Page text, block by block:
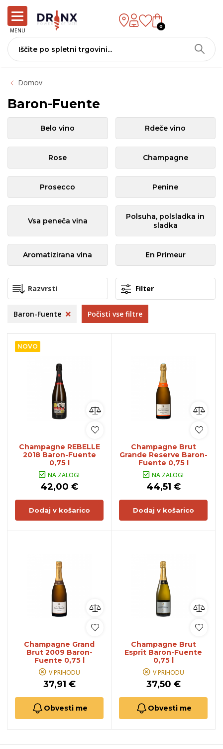
MENU
0
Domov
Baron-Fuente
Belo vino Rdeče vino
Rose Champagne
Prosecco Penine
Vsa peneča vina
Polsuha, polsladka in
sladka
Aromatizirana vina En Primeur
Filter
Baron-Fuente Počisti vse filtre
NOVO
Champagne REBELLE
2018 Baron-Fuente
0,75 l
NA ZALOGI
42,00 €
Dodaj v košarico
Champagne Brut
Grande Reserve Baron-
Fuente 0,75 l
NA ZALOGI
44,51 €
Dodaj v košarico
Champagne Grand
Brut 2009 Baron-
Fuente 0,75 l
V PRIHODU
37,91 €
Obvesti me
Champagne Brut
Esprit Baron-Fuente
0,75 l
V PRIHODU
37,50 €
Obvesti me